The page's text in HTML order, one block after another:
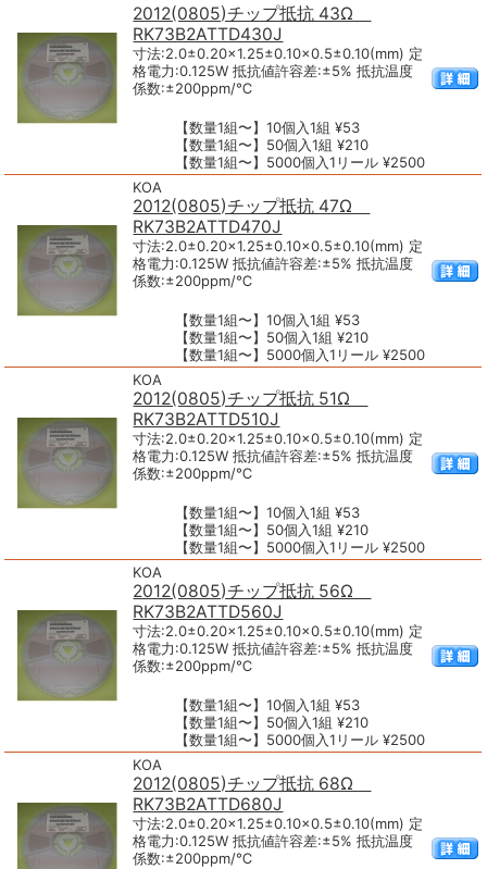
2012(0805)チップ抵抗 43Ω
RK73B2ATTD430J
寸法:2.0±0.20×1.25±0.10×0.5±0.10(mm) 定
格電力:0.125W 抵抗値許容差:±5% 抵抗温度
係数:±200ppm/℃
【数量1組〜】10個入1組 ¥53
【数量1組〜】50個入1組 ¥210
【数量1組〜】5000個入1リール ¥2500
KOA
2012(0805)チップ抵抗 47Ω
RK73B2ATTD470J
寸法:2.0±0.20×1.25±0.10×0.5±0.10(mm) 定
格電力:0.125W 抵抗値許容差:±5% 抵抗温度
係数:±200ppm/℃
【数量1組〜】10個入1組 ¥53
【数量1組〜】50個入1組 ¥210
【数量1組〜】5000個入1リール ¥2500
KOA
2012(0805)チップ抵抗 51Ω
RK73B2ATTD510J
寸法:2.0±0.20×1.25±0.10×0.5±0.10(mm) 定
格電力:0.125W 抵抗値許容差:±5% 抵抗温度
係数:±200ppm/℃
【数量1組〜】10個入1組 ¥53
【数量1組〜】50個入1組 ¥210
【数量1組〜】5000個入1リール ¥2500
KOA
2012(0805)チップ抵抗 56Ω
RK73B2ATTD560J
寸法:2.0±0.20×1.25±0.10×0.5±0.10(mm) 定
格電力:0.125W 抵抗値許容差:±5% 抵抗温度
係数:±200ppm/℃
【数量1組〜】10個入1組 ¥53
【数量1組〜】50個入1組 ¥210
【数量1組〜】5000個入1リール ¥2500
KOA
2012(0805)チップ抵抗 68Ω
RK73B2ATTD680J
寸法:2.0±0.20×1.25±0.10×0.5±0.10(mm) 定
格電力:0.125W 抵抗値許容差:±5% 抵抗温度
係数:±200ppm/℃